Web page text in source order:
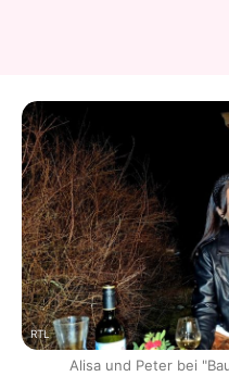
RTL
Alisa und Peter bei